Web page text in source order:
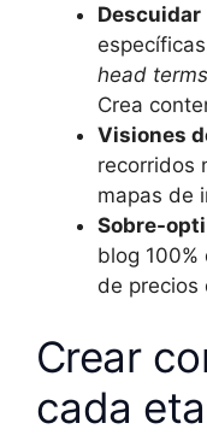
Descuidar
head terms
Crea
Visiones
recorridos
mapas de
Sobre-
blog
de precios
Crear
cada